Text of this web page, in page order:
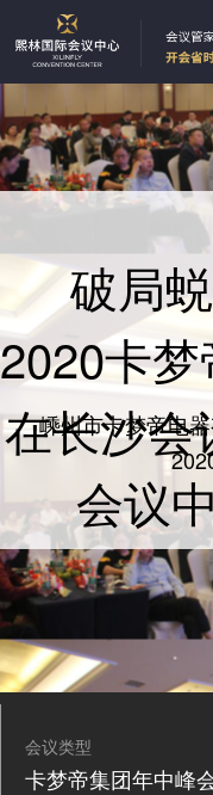
破局
2020卡
在长沙会
会议
嵊州市卡梦帝电
会议类型
卡梦帝集团年中峰